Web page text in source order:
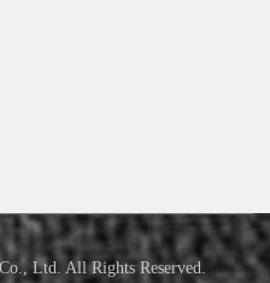
Ltd. All Rights Reserved.